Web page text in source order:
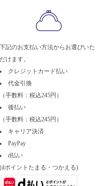
下記のお支払い方法からお選びいた
だけます。
クレジットカード払い
代金引換
（手数料：税込245円）
後払い
（手数料：税込245円）
キャリア決済
PayPay
d払い
(dポイントたまる・つかえる)